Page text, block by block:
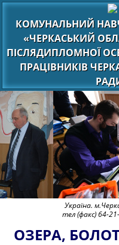
КОМУНАЛЬНИЙ
«ЧЕРКАСЬКИЙ
ПІСЛЯДИПЛОМНОЇ
ПРАЦІВНИКІВ
Україна.
тел (факс) 64-
ОЗЕРА,